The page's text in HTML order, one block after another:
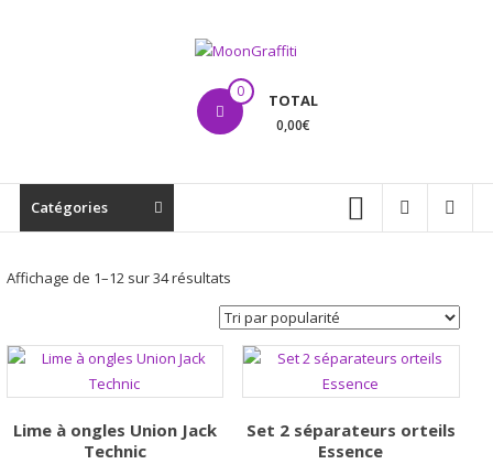
MoonGraffiti 0 TOTAL
0,00€
Catégories
Affichage de 1–12 sur 34 résultatsTrié
par
popularité
Lime à ongles Union Jack
Technic
Set 2 séparateurs orteils
Essence